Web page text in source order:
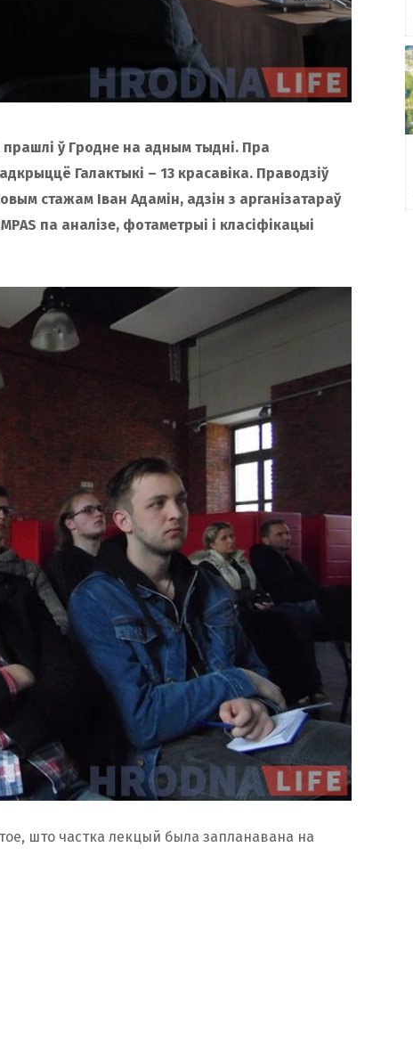
ў Гродне на адным тыдні. Пра
Галактыкі – 13 красавіка. Праводзіў
стажам Іван Адамін, адзін з арганізатараў
па аналізе, фотаметрыі і класіфікацыі
што частка лекцый была запланавана на